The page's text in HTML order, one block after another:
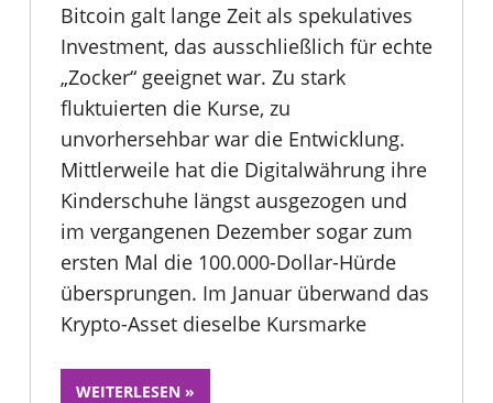
Bitcoin galt lange Zeit als spekulatives
Investment, das ausschließlich für echte
„Zocker“ geeignet war. Zu stark
fluktuierten die Kurse, zu
unvorhersehbar war die Entwicklung.
Mittlerweile hat die Digitalwährung ihre
Kinderschuhe längst ausgezogen und
im vergangenen Dezember sogar zum
ersten Mal die 100.000-Dollar-Hürde
übersprungen. Im Januar überwand das
Krypto-Asset dieselbe Kursmarke
WEITERLESEN